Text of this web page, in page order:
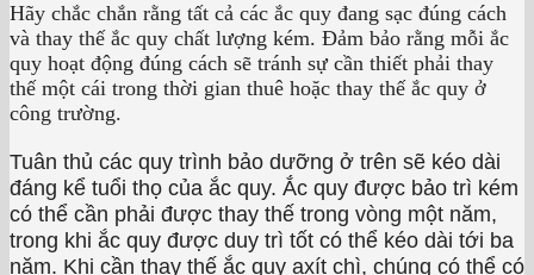
Hãy chắc chắn rằng tất cả các ắc quy đang sạc đúng cách
và thay thế ắc quy chất lượng kém. Đảm bảo rằng mỗi ắc
quy hoạt động đúng cách sẽ tránh sự cần thiết phải thay
thế một cái trong thời gian thuê hoặc thay thế ắc quy ở
công trường.
Tuân thủ các quy trình bảo dưỡng ở trên sẽ kéo dài
đáng kể tuổi thọ của ắc quy. Ắc quy được bảo trì kém
có thể cần phải được thay thế trong vòng một năm,
trong khi ắc quy được duy trì tốt có thể kéo dài tới ba
năm. Khi cần thay thế ắc quy axít chì, chúng có thể có